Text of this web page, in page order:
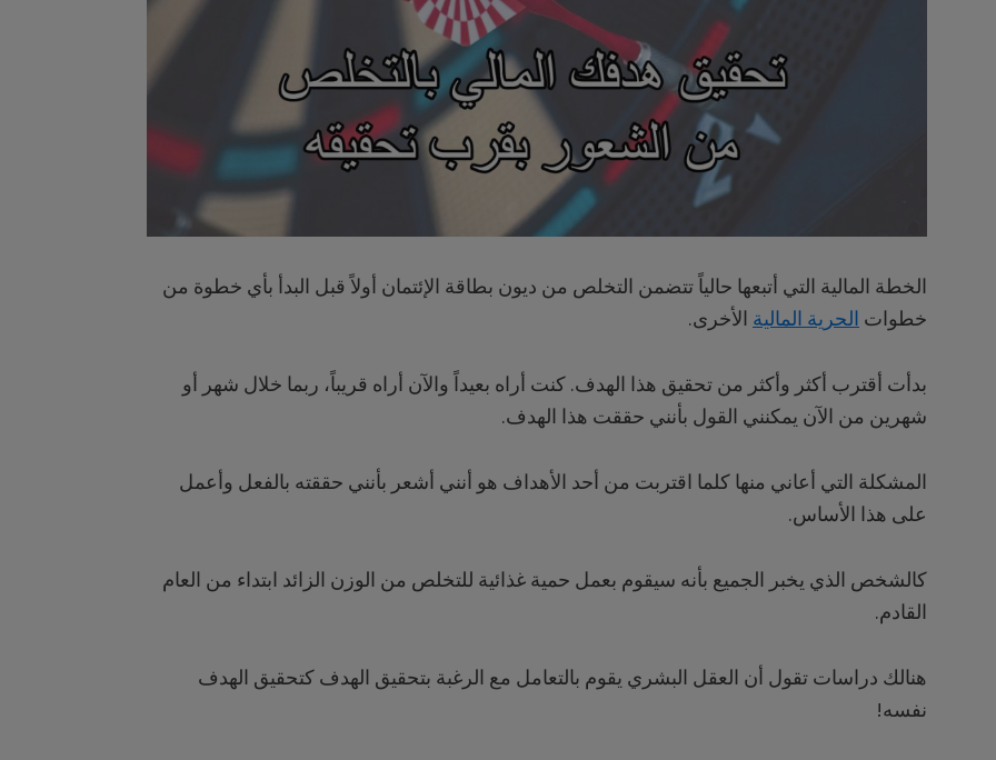
الخطة المالية التي أتبعها حالياً تتضمن التخلص من ديون بطاقة الإئتمان أولاً قبل البدأ بأي خطوة من
خطوات الحرية المالية الأخرى.
بدأت أقترب أكثر وأكثر من تحقيق هذا الهدف. كنت أراه بعيداً والآن أراه قريباً، ربما خلال شهر أو
شهرين من الآن يمكنني القول بأنني حققت هذا الهدف.
المشكلة التي أعاني منها كلما اقتربت من أحد الأهداف هو أنني أشعر بأنني حققته بالفعل وأعمل
على هذا الأساس.
كالشخص الذي يخبر الجميع بأنه سيقوم بعمل حمية غذائية للتخلص من الوزن الزائد ابتداء من العام
القادم.
هنالك دراسات تقول أن العقل البشري يقوم بالتعامل مع الرغبة بتحقيق الهدف كتحقيق الهدف
نفسه!